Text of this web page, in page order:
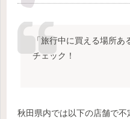
「旅行中に買える場所あ
チェック！
秋田県内では以下の店舗で不